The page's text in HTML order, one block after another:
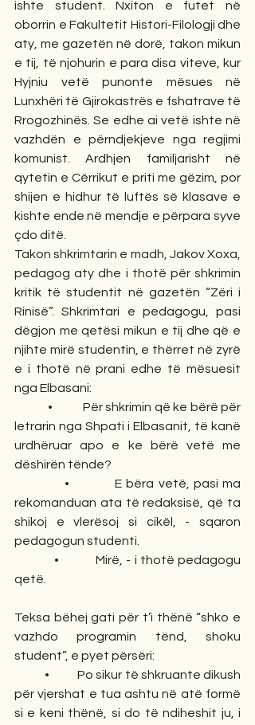
ishte student. Nxiton e futet në
oborrin e Fakultetit Histori-Filologji dhe
aty, me gazetën në dorë, takon mikun
e tij, të njohurin e para disa viteve, kur
Hyjniu vetë punonte mësues në
Lunxhëri të Gjirokastrës e fshatrave të
Rrogozhinës. Se edhe ai vetë ishte në
vazhdën e përndjekjeve nga regjimi
komunist. Ardhjen familjarisht në
qytetin e Cërrikut e priti me gëzim, por
shijen e hidhur të luftës së klasave e
kishte ende në mendje e përpara syve
çdo ditë.
Takon shkrimtarin e madh, Jakov Xoxa,
pedagog aty dhe i thotë për shkrimin
kritik të studentit në gazetën “Zëri i
Rinisë”. Shkrimtari e pedagogu, pasi
dëgjon me qetësi mikun e tij dhe që e
njihte mirë studentin, e thërret në zyrë
e i thotë në prani edhe të mësuesit
nga Elbasani:
•           Për shkrimin që ke bërë për
letrarin nga Shpati i Elbasanit, të kanë
urdhëruar apo e ke bërë vetë me
dëshirën tënde?
•           E bëra vetë, pasi ma
rekomanduan ata të redaksisë, që ta
shikoj e vlerësoj si cikël, - sqaron
pedagogun studenti.
•           Mirë, - i thotë pedagogu
qetë.
Teksa bëhej gati për t’i thënë “shko e
vazhdo programin tënd, shoku
student”, e pyet përsëri:
•           Po sikur të shkruante dikush
për vjershat e tua ashtu në atë formë
si e keni thënë, si do të ndiheshit ju, i